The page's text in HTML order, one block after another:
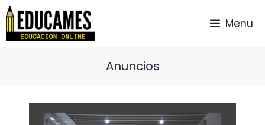
Saltar
contenido
Menu
Anuncios